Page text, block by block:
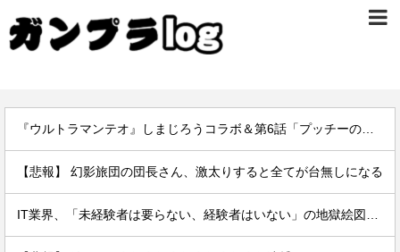
【悲報】 幻影旅団の団長さん、激太りすると全てが台無しになる